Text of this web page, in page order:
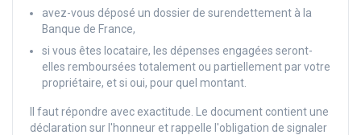
avez-vous déposé un dossier de surendettement à la
Banque de France,
si vous êtes locataire, les dépenses engagées seront-
elles remboursées totalement ou partiellement par votre
propriétaire, et si oui, pour quel montant.
Il faut répondre avec exactitude. Le document contient une
déclaration sur l'honneur et rappelle l'obligation de signaler